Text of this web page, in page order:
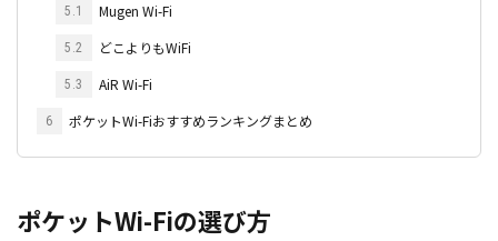
5.1 Mugen Wi-Fi
5.2 どこよりもWiFi
5.3 AiR Wi-Fi
6 ポケットWi-Fiおすすめランキングまとめ
ポケットWi-Fiの選び方